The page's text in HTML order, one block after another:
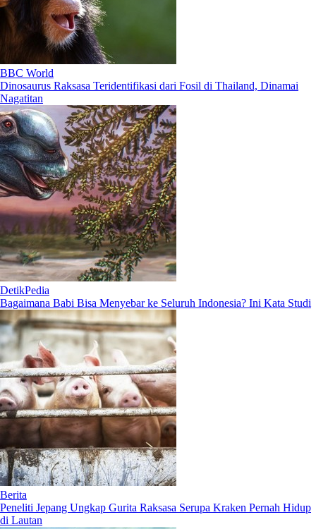
BBC World
Dinosaurus Raksasa Teridentifikasi dari Fosil di Thailand, Dinamai
Nagatitan
DetikPedia
Bagaimana Babi Bisa Menyebar ke Seluruh Indonesia? Ini Kata Studi
Berita
Peneliti Jepang Ungkap Gurita Raksasa Serupa Kraken Pernah Hidup
di Lautan